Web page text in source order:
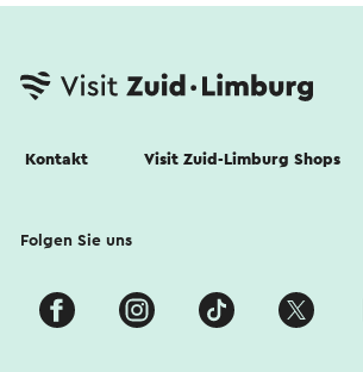
Kontakt Visit Zuid-Limburg Shops
Folgen Sie uns